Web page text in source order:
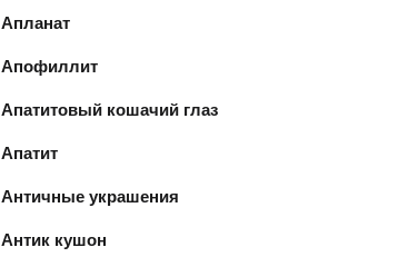
Апланат
Апофиллит
Апатитовый кошачий глаз
Апатит
Античные украшения
Антик кушон